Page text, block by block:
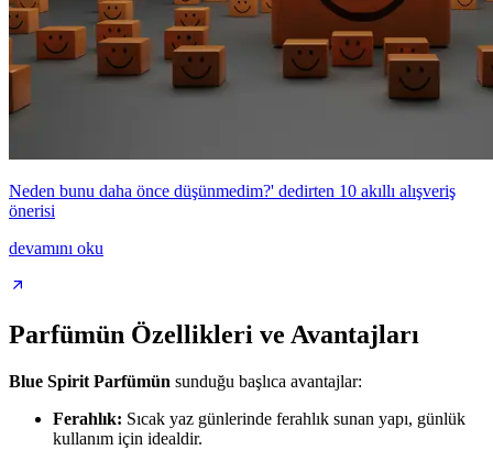
Neden bunu daha önce düşünmedim?' dedirten 10 akıllı alışveriş
önerisi
devamını oku
Parfümün Özellikleri ve Avantajları
Blue Spirit Parfümün sunduğu başlıca avantajlar:
Ferahlık: Sıcak yaz günlerinde ferahlık sunan yapı, günlük
kullanım için idealdir.